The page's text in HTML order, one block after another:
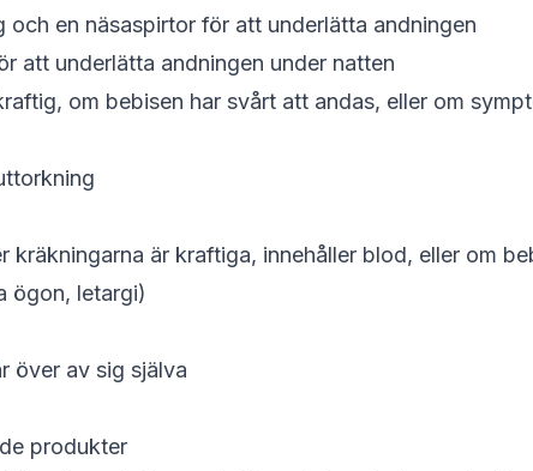
en näsaspirtor för att underlätta andningen
att underlätta andningen under natten
om bebisen har svårt att andas, eller om
kräkningarna är kraftiga, innehåller blod, eller om
ögon, letargi)
över av sig själva
produkter